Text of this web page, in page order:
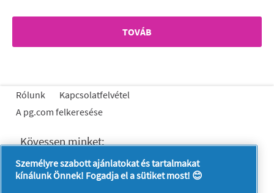
TOVÁB
Rólunk
Kapcsolatfelvétel
A pg.com felkeresése
Kövessen minket:
Személyre szabott ajánlatokat és tartalmakat
kínálunk Önnek! Fogadja el a sütiket most! 😊